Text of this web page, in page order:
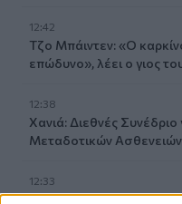
12:42
Τζο Μπάιντεν: «Ο
επώδυνο», λέει ο γιος
12:38
Χανιά: Διεθνές
Μεταδοτικών Ασθενειών
12:33
Στις φλόγες δύο